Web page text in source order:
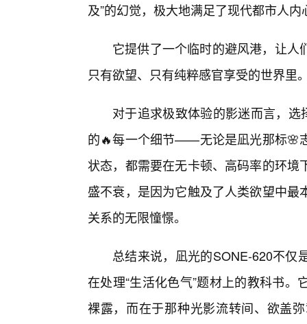
及”的幻觉，极大地满足了现代都市人
它提供了一个临时的避风港，让
只有欲望、只有纯粹感官享受的世界里
对于追求极致体验的影迷而言，
的🔥每一个细节——无论是凪光那标🌸
状态，都需要在无卡顿、高码率的环
盛不衰，是因为它触及了人类欲望中
关系的无限憧憬。
总结来说，凪光的SONE-620不仅
在处理“生活化色气”题材上的教科书
裸露，而在于那种光影流转间、欲盖